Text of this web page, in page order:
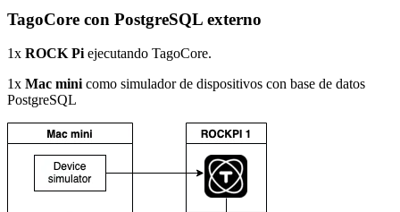
TagoCore con PostgreSQL externo
1x ROCK Pi ejecutando TagoCore.
1x Mac mini como simulador de dispositivos con base de datos
PostgreSQL